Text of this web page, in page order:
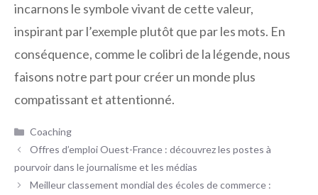
incarnons le symbole vivant de cette valeur,
inspirant par l’exemple plutôt que par les mots. En
conséquence, comme le colibri de la légende, nous
faisons notre part pour créer un monde plus
compatissant et attentionné.
Catégories
Coaching
Offres d’emploi Ouest-France : découvrez les postes à
pourvoir dans le journalisme et les médias
Meilleur classement mondial des écoles de commerce :